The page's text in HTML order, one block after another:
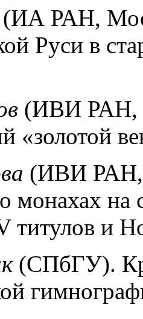
(ИА РАН,
Руси в
(ИВИ РАН,
«золотой
(ИВИ РАН,
на
титулов и
(СПбГУ).